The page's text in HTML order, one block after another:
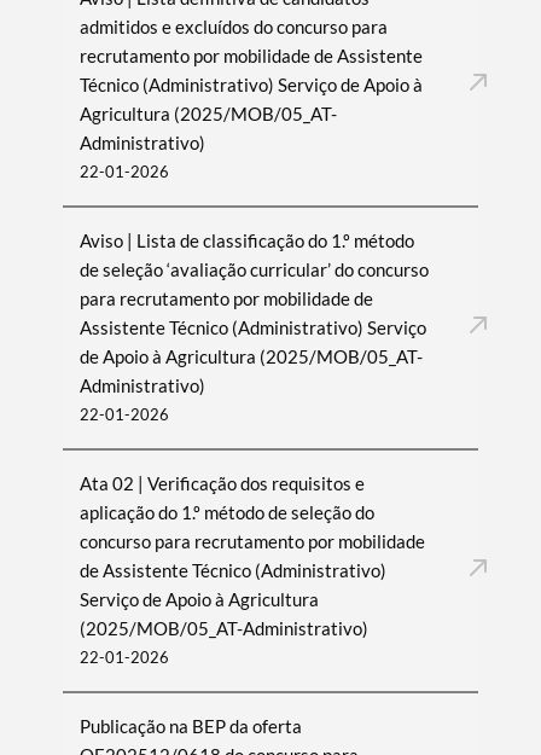
Filtros
admitidos e excluídos do concurso para
recrutamento por mobilidade de Assistente
Técnico (Administrativo) Serviço de Apoio à
Agricultura (2025/MOB/05_AT-
Administrativo)
22-01-2026
Aviso | Lista de classificação do 1.º método
de seleção ‘avaliação curricular’ do concurso
para recrutamento por mobilidade de
Assistente Técnico (Administrativo) Serviço
de Apoio à Agricultura (2025/MOB/05_AT-
Administrativo)
22-01-2026
Ata 02 | Verificação dos requisitos e
aplicação do 1.º método de seleção do
concurso para recrutamento por mobilidade
de Assistente Técnico (Administrativo)
Serviço de Apoio à Agricultura
(2025/MOB/05_AT-Administrativo)
22-01-2026
Publicação na BEP da oferta